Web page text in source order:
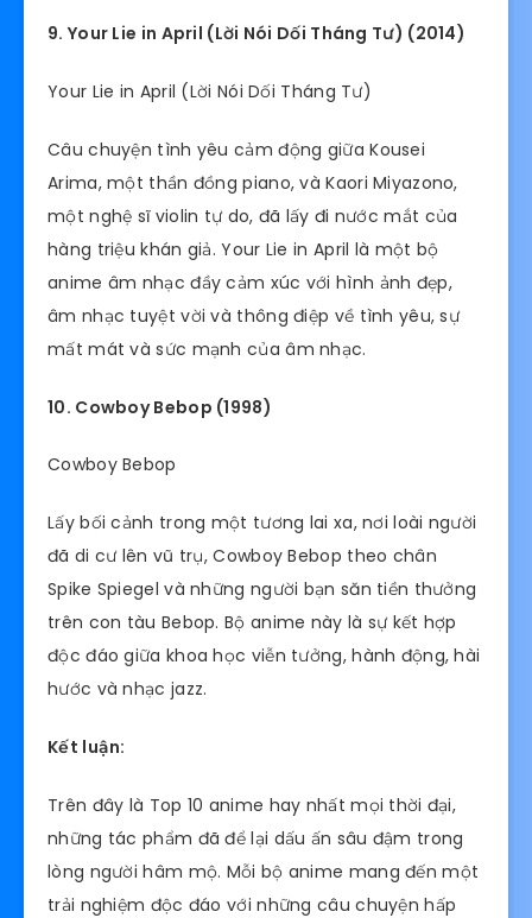
9. Your Lie in April (Lời Nói Dối Tháng Tư) (2014)
Your Lie in April (Lời Nói Dối Tháng Tư)
Câu chuyện tình yêu cảm động giữa Kousei
Arima, một thần đồng piano, và Kaori Miyazono,
một nghệ sĩ violin tự do, đã lấy đi nước mắt của
hàng triệu khán giả. Your Lie in April là một bộ
anime âm nhạc đầy cảm xúc với hình ảnh đẹp,
âm nhạc tuyệt vời và thông điệp về tình yêu, sự
mất mát và sức mạnh của âm nhạc.
10. Cowboy Bebop (1998)
Cowboy Bebop
Lấy bối cảnh trong một tương lai xa, nơi loài người
đã di cư lên vũ trụ, Cowboy Bebop theo chân
Spike Spiegel và những người bạn săn tiền thưởng
trên con tàu Bebop. Bộ anime này là sự kết hợp
độc đáo giữa khoa học viễn tưởng, hành động, hài
hước và nhạc jazz.
Kết luận:
Trên đây là Top 10 anime hay nhất mọi thời đại,
những tác phẩm đã để lại dấu ấn sâu đậm trong
lòng người hâm mộ. Mỗi bộ anime mang đến một
trải nghiệm độc đáo với những câu chuyện hấp